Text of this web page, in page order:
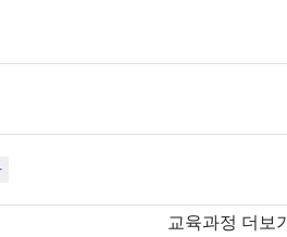
교육과정 더보기